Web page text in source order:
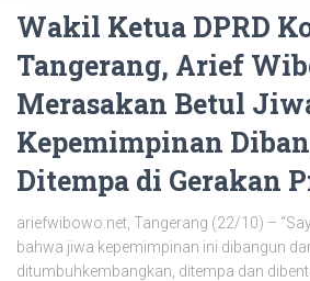
Wakil Ketua DPRD
Tangerang, Arief
Merasakan Betul
Kepemimpinan
Ditempa di Gerakan
ariefwibowo.net, Tangerang (22/10) –
bahwa jiwa kepemimpinan ini dibangun
ditumbuhkembangkan, ditempa dan